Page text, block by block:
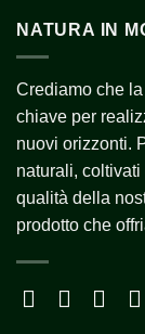
NATURA IN
Crediamo che
chiave per
nuovi orizzonti.
naturali,
qualità della
prodotto che